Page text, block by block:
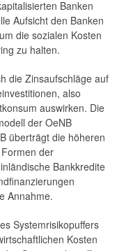
Banken
Aufsicht den Banken
die sozialen Kosten
zu halten.
die Zinsaufschläge auf
also
auswirken. Die
der OeNB
überträgt die höheren
der
Bankkredite
Annahme.
Systemrisikopuffers
Kosten